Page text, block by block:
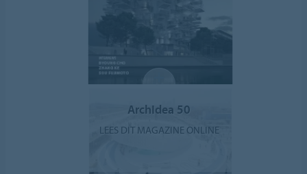
ArchIdea 50
LEES DIT MAGAZINE ONLINE